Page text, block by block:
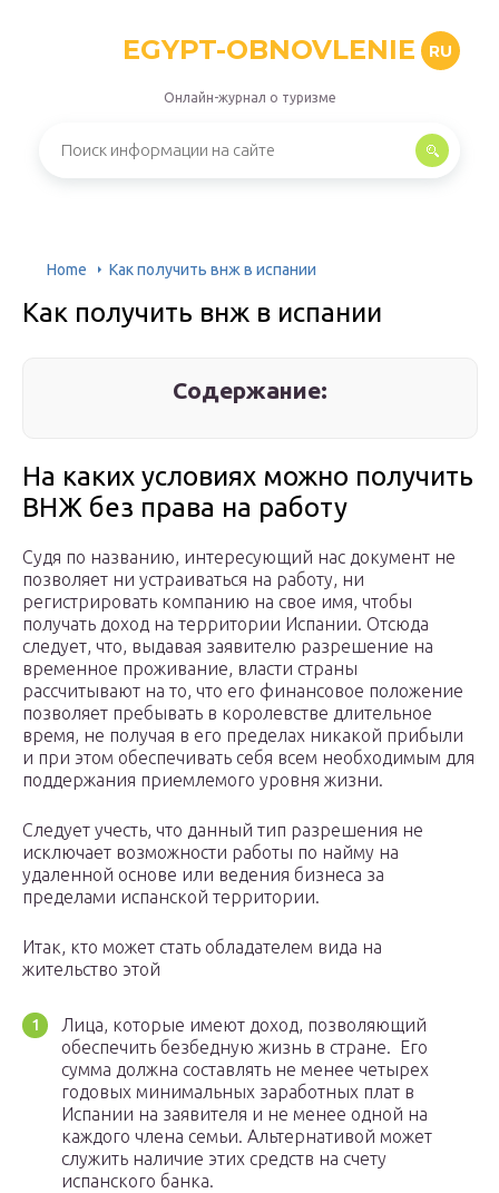
EGYPT-OBNOVLENIE RU
Онлайн-журнал о туризме
Home Как получить внж в испании
Как получить внж в испании
Содержание:
На каких условиях можно получить
ВНЖ без права на работу
Судя по названию, интересующий нас документ не
позволяет ни устраиваться на работу, ни
регистрировать компанию на свое имя, чтобы
получать доход на территории Испании. Отсюда
следует, что, выдавая заявителю разрешение на
временное проживание, власти страны
рассчитывают на то, что его финансовое положение
позволяет пребывать в королевстве длительное
время, не получая в его пределах никакой прибыли
и при этом обеспечивать себя всем необходимым для
поддержания приемлемого уровня жизни.
Следует учесть, что данный тип разрешения не
исключает возможности работы по найму на
удаленной основе или ведения бизнеса за
пределами испанской территории.
Итак, кто может стать обладателем вида на
жительство этой
Лица, которые имеют доход, позволяющий
обеспечить безбедную жизнь в стране. Его
сумма должна составлять не менее четырех
годовых минимальных заработных плат в
Испании на заявителя и не менее одной на
каждого члена семьи. Альтернативой может
служить наличие этих средств на счету
испанского банка.